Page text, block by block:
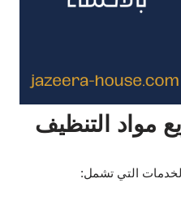
مواد التنظيف
التي تشمل: